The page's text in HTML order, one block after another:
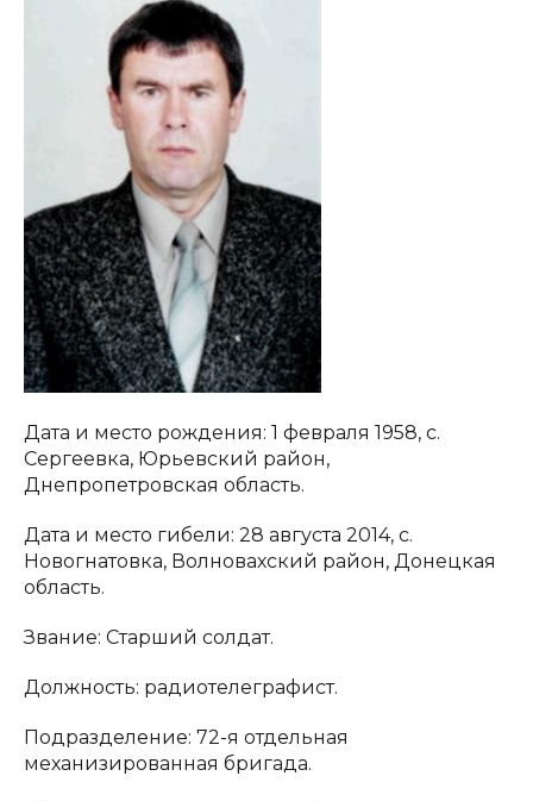
Дата и место рождения: 1 февраля 1958, с.
Сергеевка, Юрьевский район,
Днепропетровская область.
Дата и место гибели: 28 августа 2014, с.
Новогнатовка, Волновахский район, Донецкая
область.
Звание: Старший солдат.
Должность: радиотелеграфист.
Подразделение: 72-я отдельная
механизированная бригада.